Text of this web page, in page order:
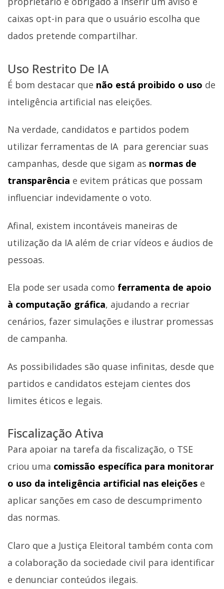
caixas opt-in para que o usuário escolha que
dados pretende compartilhar.
Uso Restrito De IA
É bom destacar que não está proibido o uso de
inteligência artificial nas eleições.
Na verdade, candidatos e partidos podem
utilizar ferramentas de IA para gerenciar suas
campanhas, desde que sigam as normas de
transparência e evitem práticas que possam
influenciar indevidamente o voto.
Afinal, existem incontáveis maneiras de
utilização da IA além de criar vídeos e áudios de
pessoas.
Ela pode ser usada como ferramenta de apoio
à computação gráfica, ajudando a recriar
cenários, fazer simulações e ilustrar promessas
de campanha.
As possibilidades são quase infinitas, desde que
partidos e candidatos estejam cientes dos
limites éticos e legais.
Fiscalização Ativa
Para apoiar na tarefa da fiscalização, o TSE
criou uma comissão específica para monitorar
o uso da inteligência artificial nas eleições e
aplicar sanções em caso de descumprimento
das normas.
Claro que a Justiça Eleitoral também conta com
a colaboração da sociedade civil para identificar
e denunciar conteúdos ilegais.